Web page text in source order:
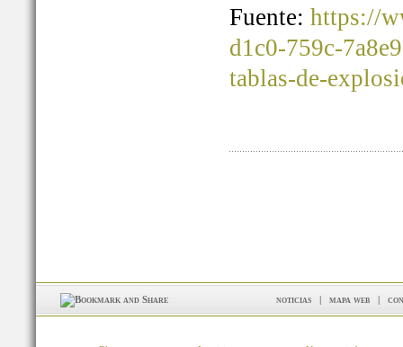
Fuente: https://
d1c0-759c-
tablas-de-
noticias | mapa web |